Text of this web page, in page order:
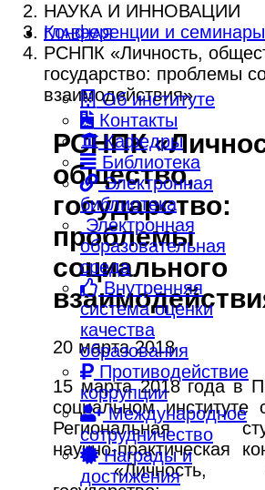
ГЛАВНАЯ
Об институте
Контакты
Кафедры
Библиотека
Электронная
библиотека
Электронная
образовательная
среда
Внутренняя
система оценки
качества
образования
Противодействие
коррупции
Международное
сотрудничество
Награды и
достижения
НАУКА И ИННОВАЦИИ
Конференции и семинары
РСНПК «Личность,
государство: проблемы
взаимодействия»
РСНПК
общество,
государство:
проблемы
социального
20 марта 2018
15 марта 2018 года в
социальном институте
Региональная
научно-практическая
«Личность,